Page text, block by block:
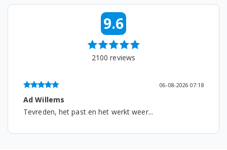
9.6
2100 reviews
06-08-2026 07:18
Ad Willems
Tevreden, het past en het werkt weer...